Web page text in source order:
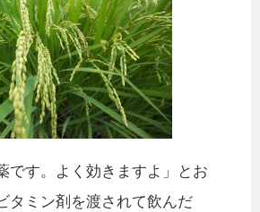
です。よく効きますよ」とお
タミン剤を渡されて飲んだ